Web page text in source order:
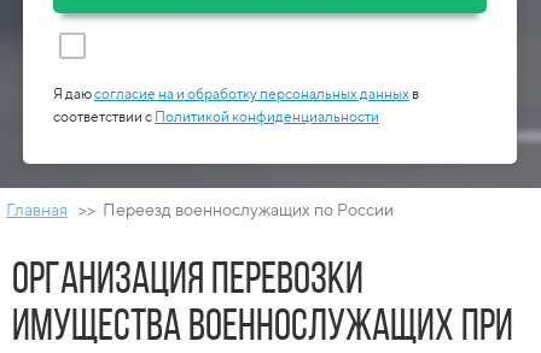
Я даюсогласие на и обработку персональных данных в
соответствии с Политикой конфиденциальности
Главная >> Переезд военнослужащих по России
Организация перевозки
имущества военнослужащих при